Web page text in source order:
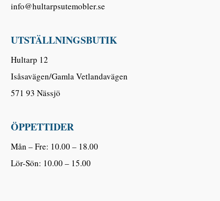
info@hultarpsutemobler.se
UTSTÄLLNINGSBUTIK
Hultarp 12
Isåsavägen/Gamla Vetlandavägen
571 93 Nässjö
ÖPPETTIDER
Mån – Fre: 10.00 – 18.00
Lör-Sön: 10.00 – 15.00